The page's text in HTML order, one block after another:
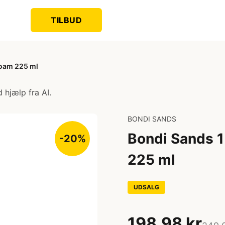
TILBUD
225 ml
hjælp fra AI.
-20%
BONDI SANDS
Bondi Sands
225 ml
UDSALG